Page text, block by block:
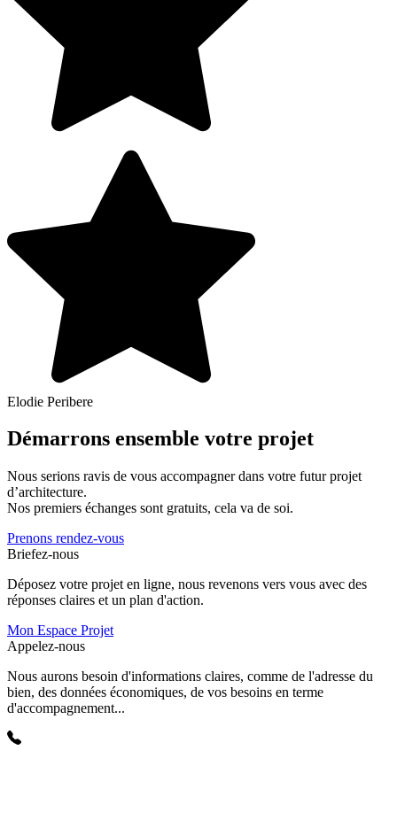
Elodie Peribere
Démarrons ensemble votre projet
Nous serions ravis de vous accompagner dans votre futur projet
d’architecture.
Nos premiers échanges sont gratuits, cela va de soi.
Prenons rendez-vous
Briefez-nous
Déposez votre projet en ligne, nous revenons vers vous avec des
réponses claires et un plan d'action.
Mon Espace Projet
Appelez-nous
Nous aurons besoin d'informations claires, comme de l'adresse du
bien, des données économiques, de vos besoins en terme
d'accompagnement...